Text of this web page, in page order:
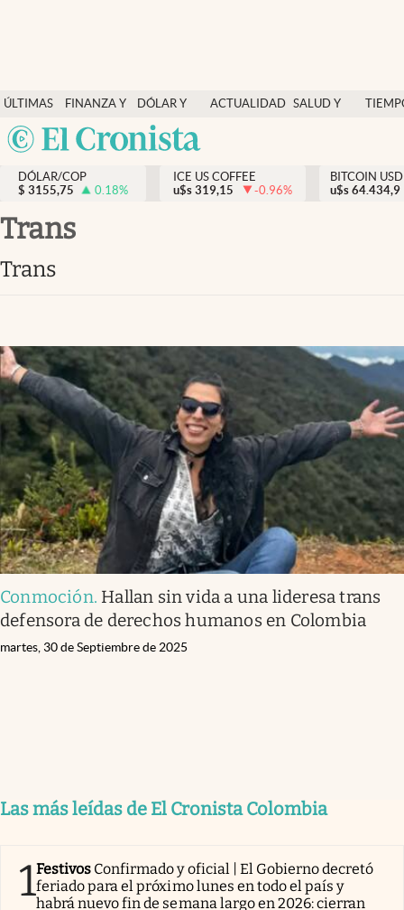
ÚLTIMAS
NOTICIAS
FINANZA Y
ECONOMÍA
DÓLAR Y
MERCADOS
ACTUALIDAD SALUD Y
México
Salud y nutrición
Vida espiritual
Actualidad
Dólar y mercados
Curiosidades
DÓLAR/COP
$ 3155,75 0.18%
ICE US COFFEE
u$s 319,15 -0.96%
BITCOIN USD
u$s 64.434,9
trans
trans
Conmoción. Hallan sin vida a una lideresa trans
defensora de derechos humanos en Colombia
martes, 30 de Septiembre de 2025
Las más leídas de El Cronista Colombia
1Festivos Confirmado y oficial | El Gobierno decretó
feriado para el próximo lunes en todo el país y
habrá nuevo fin de semana largo en 2026: cierran